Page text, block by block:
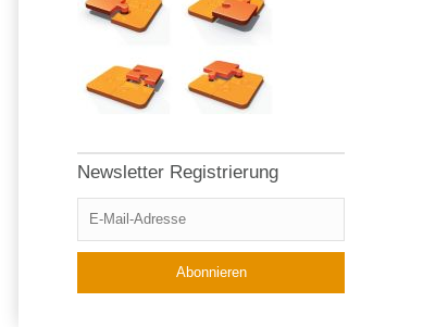
Newsletter Registrierung